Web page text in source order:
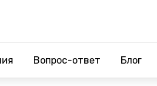
Вопрос-ответ Блог